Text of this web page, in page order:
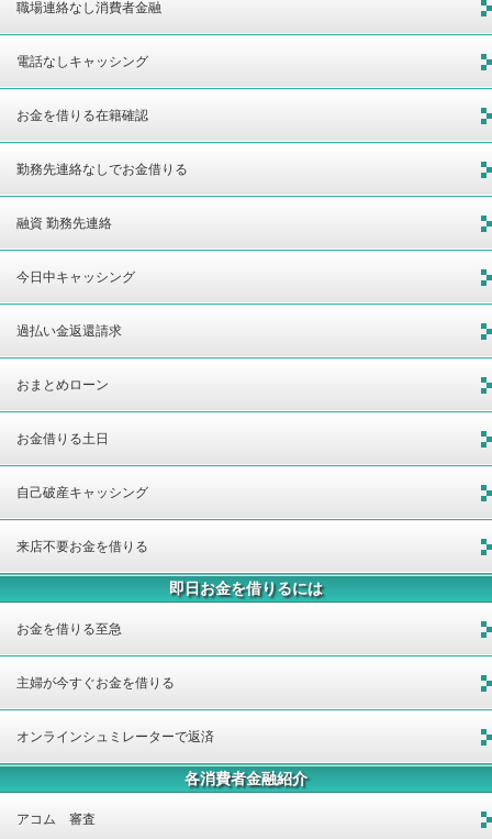
め金融機関
職場連絡なし消費者金融
電話なしキャッシング
お金を借りる在籍確認
勤務先連絡なしでお金借りる
融資 勤務先連絡
今日中キャッシング
過払い金返還請求
おまとめローン
お金借りる土日
自己破産キャッシング
来店不要お金を借りる
即日お金を借りるには
お金を借りる至急
主婦が今すぐお金を借りる
オンラインシュミレーターで返済
各消費者金融紹介
アコム 審査